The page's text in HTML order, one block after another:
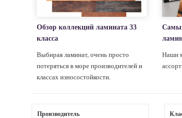
Обзор коллекций ламината 33
класса
Выбирая ламинат, очень просто
потеряться в море производителей и
классах износостойкости.
Наши
Производитель